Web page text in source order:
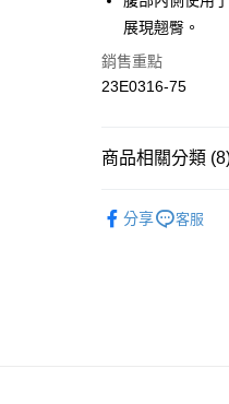
Apple Pay
悠遊付
全盈+PAY
大哥付你分期
展現翹臀。
銷售重點
23E0316-75
商品相關分類
分享 客服